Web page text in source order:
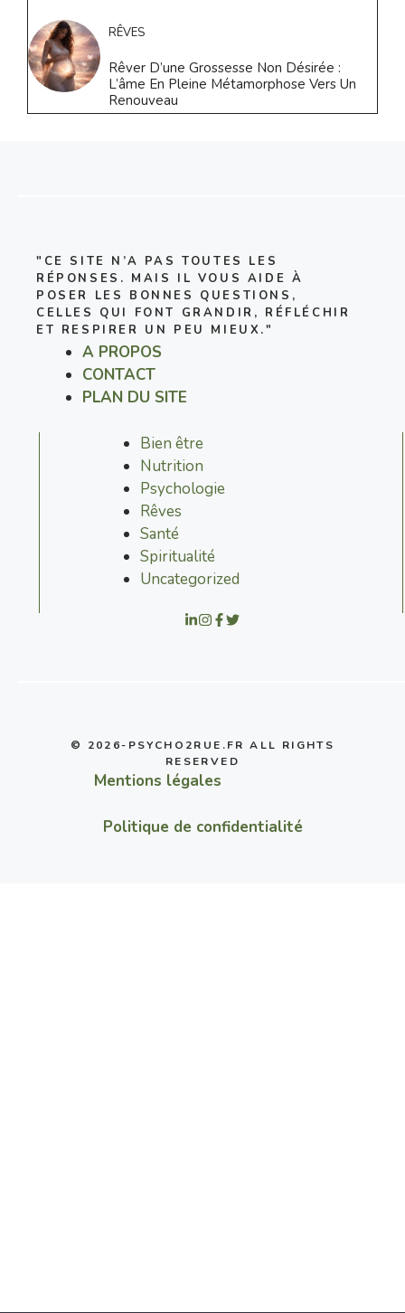
RÊVES
Rêver D’une Grossesse Non Désirée :
L’âme En Pleine Métamorphose Vers Un
Renouveau
"CE SITE N’A PAS TOUTES LES
RÉPONSES. MAIS IL VOUS AIDE À
POSER LES BONNES QUESTIONS,
CELLES QUI FONT GRANDIR, RÉFLÉCHIR
ET RESPIRER UN PEU MIEUX."
A PROPOS
CONTACT
PLAN DU SITE
Bien être
Nutrition
Psychologie
Rêves
Santé
Spiritualité
Uncategorized
© 2026-PSYCHO2RUE.FR ALL RIGHTS
RESERVED
Mentions légales
Politique de confidentialité